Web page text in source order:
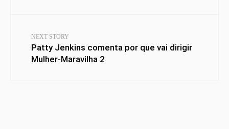
NEXT STORY
Patty Jenkins comenta por que vai dirigir
Mulher-Maravilha 2